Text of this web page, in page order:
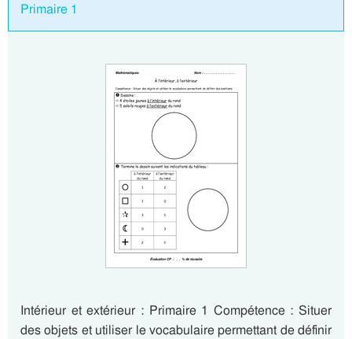
Primaire 1
Intérieur et extérieur : Primaire 1 Compétence : Situer
des objets et utiliser le vocabulaire permettant de définir